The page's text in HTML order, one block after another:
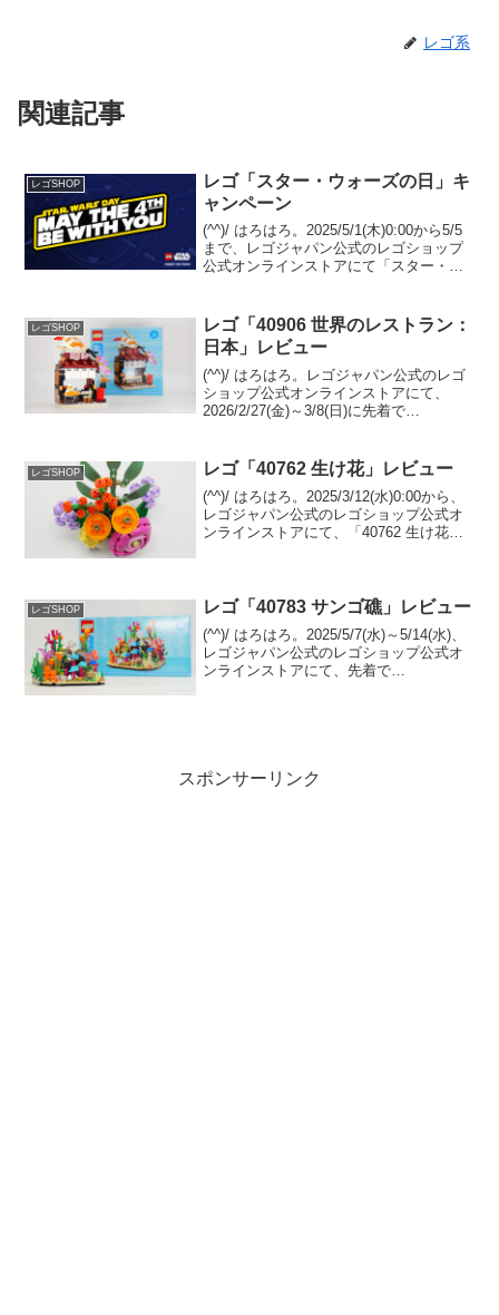
レゴ系
関連記事
レゴSHOP
レゴ「スター・ウォーズの日」キ
ャンペーン
(^^)/ はろはろ。2025/5/1(木)0:00から5/5
まで、レゴジャパン公式のレゴショップ
公式オンラインストアにて「スター・ウ
ント5/1(木)0:00から、In...
レゴSHOP
レゴ「40906 世界のレストラン：
日本」レビュー
(^^)/ はろはろ。レゴジャパン公式のレゴ
ショップ公式オンラインストアにて、
2026/2/27(金)～3/8(日)に先着で
込)以上購入。 （オファー...
レゴSHOP レゴ「40762 生け花」レビュー
(^^)/ はろはろ。2025/3/12(水)0:00から、
レゴジャパン公式のレゴショップ公式オ
ンラインストアにて、「40762 生け花」
レゴSHOP レゴ「40783 サンゴ礁」レビュー
(^^)/ はろはろ。2025/5/7(水)～5/14(水)、
レゴジャパン公式のレゴショップ公式オ
ンラインストアにて、先着で
スポンサーリンク